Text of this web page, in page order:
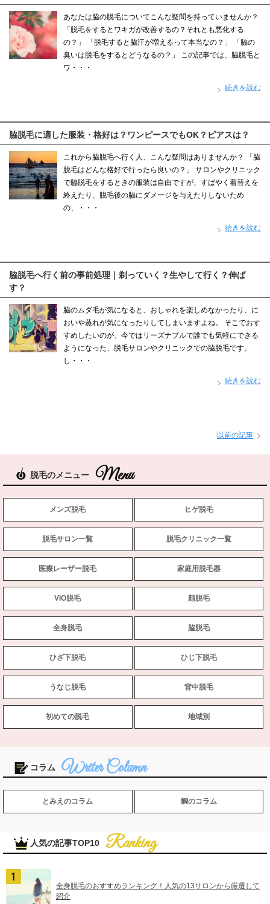
あなたは脇の脱毛についてこんな疑問を持っていませんか？
「脱毛をするとワキガが改善するの？それとも悪化する
の？」 「脱毛すると脇汗が増えるって本当なの？」 「脇の
臭いは脱毛をするとどうなるの？」 この記事では、脇脱毛と
ワ・・・
続きを読む
脇脱毛に適した服装・格好は？ワンピースでもOK？ピアスは？
これから脇脱毛へ行く人、こんな疑問はありませんか？ 「脇
脱毛はどんな格好で行ったら良いの？」 サロンやクリニック
で脇脱毛をするときの服装は自由ですが、すばやく着替えを
終えたり、脱毛後の脇にダメージを与えたりしないため
の、・・・
続きを読む
脇脱毛へ行く前の事前処理｜剃っていく？生やして行く？伸ば
す？
脇のムダ毛が気になると、おしゃれを楽しめなかったり、に
おいや蒸れが気になったりしてしまいますよね。 そこでおす
すめしたいのが、今ではリーズナブルで誰でも気軽にできる
ようになった、脱毛サロンやクリニックでの脇脱毛です。
し・・・
続きを読む
以前の記事
脱毛のメニュー
メンズ脱毛 ヒゲ脱毛
脱毛サロン一覧 脱毛クリニック一覧
医療レーザー脱毛 家庭用脱毛器
VIO脱毛 顔脱毛
全身脱毛 脇脱毛
ひざ下脱毛 ひじ下脱毛
うなじ脱毛 背中脱毛
初めての脱毛 地域別
コラム
とみえのコラム 鯛のコラム
人気の記事TOP10
全身脱毛のおすすめランキング！人気の13サロンから厳選して
紹介